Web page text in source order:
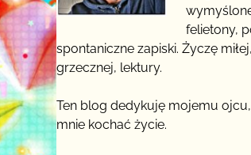
felietony,
spontaniczne zapiski. Życzę
grzecznej, lektury.
Ten blog dedykuję mojemu
mnie kochać życie.